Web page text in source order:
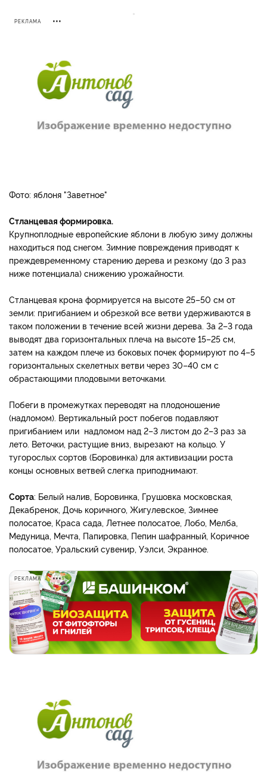
РЕКЛАМА
Фото: яблоня "Заветное"
Стланцевая формировка.
Крупноплодные европейские яблони в любую зиму должны
находиться под снегом. Зимние повреждения приводят к
преждевременному старению дерева и резкому (до 3 раз
ниже потенциала) снижению урожайности.
Стланцевая крона формируется на высоте 25–50 см от
земли: пригибанием и обрезкой все ветви удерживаются в
таком положении в течение всей жизни дерева. За 2–3 года
выводят два горизонтальных плеча на высоте 15–25 см,
затем на каждом плече из боковых почек формируют по 4–5
горизонтальных скелетных ветви через 30–40 см с
обрастающими плодовыми веточками.
Побеги в промежутках переводят на плодоношение
(надломом). Вертикальный рост побегов подавляют
пригибанием или надломом над 2–3 листом до 2–3 раз за
лето. Веточки, растущие вниз, вырезают на кольцо. У
тугорослых сортов (Боровинка) для активизации роста
концы основных ветвей слегка приподнимают.
Сорта: Белый налив, Боровинка, Грушовка московская,
Декабренок, Дочь коричного, Жигулевское, Зимнее
полосатое, Краса сада, Летнее полосатое, Лобо, Мелба,
Медуница, Мечта, Папировка, Пепин шафранный, Коричное
полосатое, Уральский сувенир, Уэлси, Экранное.
РЕКЛАМА